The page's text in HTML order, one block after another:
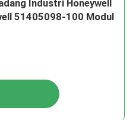
Industri Honeywell
51405098-100 Modul